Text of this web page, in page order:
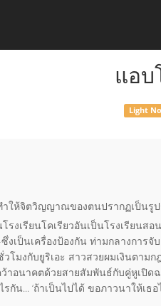
แอบ
Light
ำให้จิตวิญญาณของตนปรากฏเป็นรู
งเรียนโคเรียวอันเป็นโรงเรียนสอ
ซึ่งเป็นเครื่องป้องกัน ท่ามกลางการ
มงกับยูริเอะ สาวสวยผมเงินตามก
าอนาคตด้วยสายสัมพันธ์กับคู่หูเปิด
... ‘ถ้าเป็นไปได้ ขอภาวนาให้เธ